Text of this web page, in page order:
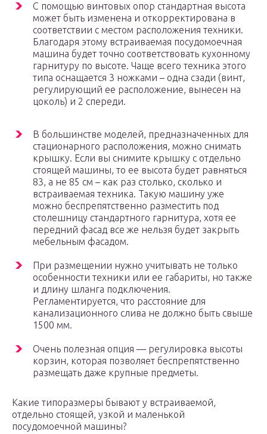
С помощью винтовых опор стандартная высота
может быть изменена и откорректирована в
соответствии с местом расположения техники.
Благодаря этому встраиваемая посудомоечная
машина будет точно соответствовать кухонному
гарнитуру по высоте. Чаще всего техника этого
типа оснащается 3 ножками – одна сзади (винт,
регулирующий ее расположение, вынесен на
цоколь) и 2 спереди.
В большинстве моделей, предназначенных для
стационарного расположения, можно снимать
крышку. Если вы снимите крышку с отдельно
стоящей машины, то ее высота будет равняться
83, а не 85 см – как раз столько, сколько и
встраиваемая техника. Такую машину уже
можно беспрепятственно разместить под
столешницу стандартного гарнитура, хотя ее
передний фасад все же нельзя будет закрыть
мебельным фасадом.
При размещении нужно учитывать не только
особенности техники или ее габариты, но также
и длину шланга подключения.
Регламентируется, что расстояние для
канализационного слива не должно быть свыше
1500 мм.
Очень полезная опция — регулировка высоты
корзин, которая позволяет беспрепятственно
размещать даже крупные предметы.
Какие типоразмеры бывают у встраиваемой,
отдельно стоящей, узкой и маленькой
посудомоечной машины?